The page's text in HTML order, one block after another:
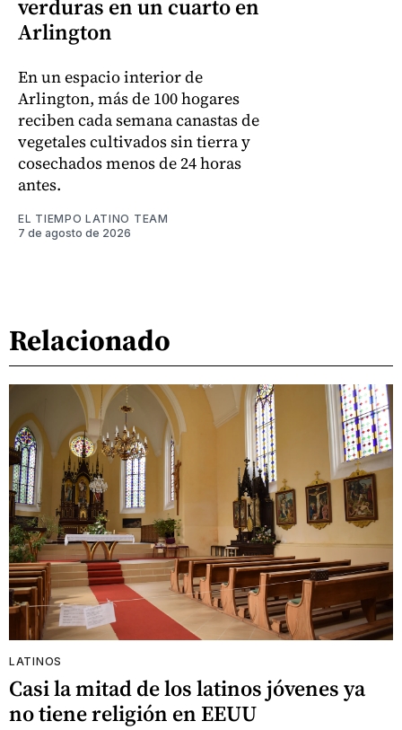
verduras en un cuarto en
Arlington
En un espacio interior de
Arlington, más de 100 hogares
reciben cada semana canastas de
vegetales cultivados sin tierra y
cosechados menos de 24 horas
antes.
EL TIEMPO LATINO TEAM
7 de agosto de 2026
Relacionado
LATINOS
Casi la mitad de los latinos jóvenes ya
no tiene religión en EEUU